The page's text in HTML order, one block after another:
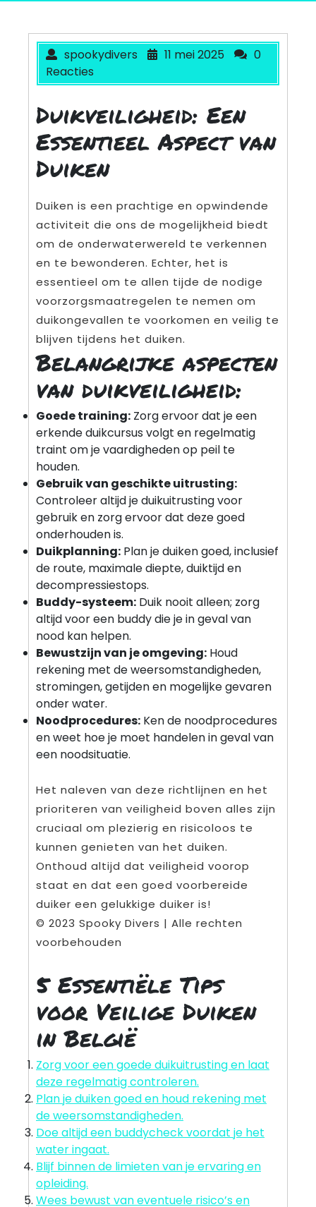
spookydivers 11 mei 2025
0
Reacties
Duikveiligheid: Een
Essentieel Aspect van
Duiken
Duiken is een prachtige en opwindende
activiteit die ons de mogelijkheid biedt
om de onderwaterwereld te verkennen
en te bewonderen. Echter, het is
essentieel om te allen tijde de nodige
voorzorgsmaatregelen te nemen om
duikongevallen te voorkomen en veilig te
blijven tijdens het duiken.
Belangrijke aspecten
van duikveiligheid:
Goede training: Zorg ervoor dat je een
erkende duikcursus volgt en regelmatig
traint om je vaardigheden op peil te
houden.
Gebruik van geschikte uitrusting:
Controleer altijd je duikuitrusting voor
gebruik en zorg ervoor dat deze goed
onderhouden is.
Duikplanning: Plan je duiken goed, inclusief
de route, maximale diepte, duiktijd en
decompressiestops.
Buddy-systeem: Duik nooit alleen; zorg
altijd voor een buddy die je in geval van
nood kan helpen.
Bewustzijn van je omgeving: Houd
rekening met de weersomstandigheden,
stromingen, getijden en mogelijke gevaren
onder water.
Noodprocedures: Ken de noodprocedures
en weet hoe je moet handelen in geval van
een noodsituatie.
Het naleven van deze richtlijnen en het
prioriteren van veiligheid boven alles zijn
cruciaal om plezierig en risicoloos te
kunnen genieten van het duiken.
Onthoud altijd dat veiligheid voorop
staat en dat een goed voorbereide
duiker een gelukkige duiker is!
© 2023 Spooky Divers | Alle rechten
voorbehouden
5 Essentiële Tips
voor Veilige Duiken
in België
Zorg voor een goede duikuitrusting en laat
deze regelmatig controleren.
Plan je duiken goed en houd rekening met
de weersomstandigheden.
Doe altijd een buddycheck voordat je het
water ingaat.
Blijf binnen de limieten van je ervaring en
opleiding.
Wees bewust van eventuele risico’s en